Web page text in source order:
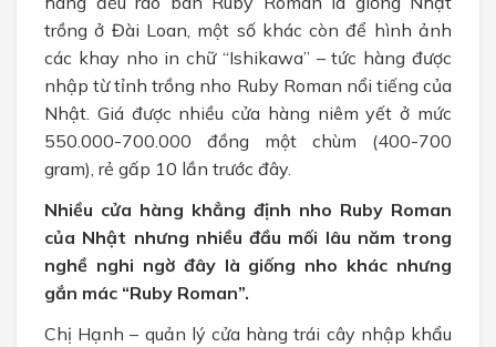
trồng ở Đài Loan, một số khác còn để hình ảnh
các khay nho in chữ “Ishikawa” – tức hàng được
nhập từ tỉnh trồng nho Ruby Roman nổi tiếng của
Nhật. Giá được nhiều cửa hàng niêm yết ở mức
550.000-700.000 đồng một chùm (400-700
gram), rẻ gấp 10 lần trước đây.
Nhiều cửa hàng khẳng định nho Ruby Roman
của Nhật nhưng nhiều đầu mối lâu năm trong
nghề nghi ngờ đây là giống nho khác nhưng
gắn mác “Ruby Roman”.
Chị Hạnh – quản lý cửa hàng trái cây nhập khẩu